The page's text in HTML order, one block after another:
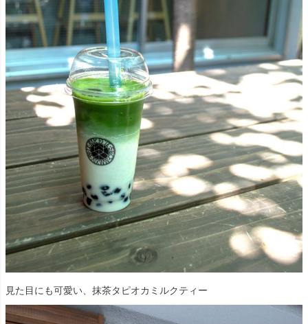
見た目にも可愛い、抹茶タピオカミルクティー